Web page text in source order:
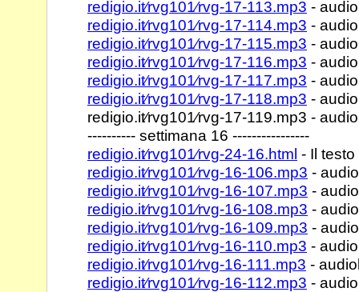
redigio.it⁄rvg101⁄rvg-17-113.mp3 -
redigio.it⁄rvg101⁄rvg-17-114.mp3 -
redigio.it⁄rvg101⁄rvg-17-115.mp3 -
redigio.it⁄rvg101⁄rvg-17-116.mp3 -
redigio.it⁄rvg101⁄rvg-17-117.mp3 -
redigio.it⁄rvg101⁄rvg-17-118.mp3 -
redigio.it⁄rvg101⁄rvg-17-119.mp3 -
---------- settimana 16 ----------------
redigio.it⁄rvg101⁄rvg-24-16.html - Il
redigio.it⁄rvg101⁄rvg-16-106.mp3 -
redigio.it⁄rvg101⁄rvg-16-107.mp3 -
redigio.it⁄rvg101⁄rvg-16-108.mp3 -
redigio.it⁄rvg101⁄rvg-16-109.mp3 -
redigio.it⁄rvg101⁄rvg-16-110.mp3 -
redigio.it⁄rvg101⁄rvg-16-111.mp3 -
redigio.it⁄rvg101⁄rvg-16-112.mp3 -